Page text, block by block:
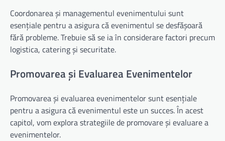
Coordonarea și managementul evenimentului sunt
esențiale pentru a asigura că evenimentul se desfășoară
fără probleme. Trebuie să se ia în considerare factori precum
logistica, catering și securitate.
Promovarea și Evaluarea Evenimentelor
Promovarea și evaluarea evenimentelor sunt esențiale
pentru a asigura că evenimentul este un succes. În acest
capitol, vom explora strategiile de promovare și evaluare a
evenimentelor.